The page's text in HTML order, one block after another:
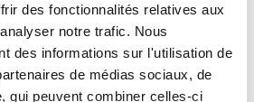
des fonctionnalités relatives aux
notre trafic. Nous
des informations sur l'utilisation de
de médias sociaux, de
qui peuvent combiner celles-ci